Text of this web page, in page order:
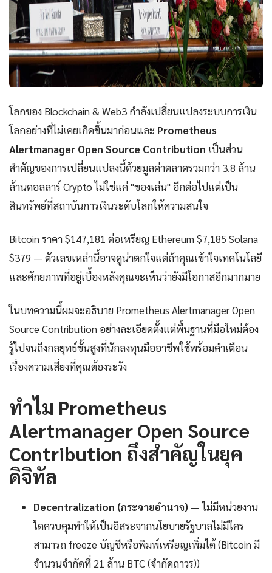
โลกของ Blockchain & Web3 กำลังเปลี่ยนแปลงระบบการเงิน
โลกอย่างที่ไม่เคยเกิดขึ้นมาก่อนและ Prometheus
Alertmanager Open Source Contribution เป็นส่วน
สำคัญของการเปลี่ยนแปลงนี้ด้วยมูลค่าตลาดรวมกว่า 3.8 ล้าน
ล้านดอลลาร์ Crypto ไม่ใช่แค่ "ของเล่น" อีกต่อไปแต่เป็น
สินทรัพย์ที่สถาบันการเงินระดับโลกให้ความสนใจ
Bitcoin ราคา $147,181 ต่อเหรียญ Ethereum $7,185 Solana
$379 — ตัวเลขเหล่านี้อาจดูน่าตกใจแต่ถ้าคุณเข้าใจเทคโนโลยี
และศักยภาพที่อยู่เบื้องหลังคุณจะเห็นว่ายังมีโอกาสอีกมากมาย
ในบทความนี้ผมจะอธิบาย Prometheus Alertmanager Open
Source Contribution อย่างละเอียดตั้งแต่พื้นฐานที่มือใหม่ต้อง
รู้ไปจนถึงกลยุทธ์ขั้นสูงที่นักลงทุนมืออาชีพใช้พร้อมคำเตือน
เรื่องความเสี่ยงที่คุณต้องระวัง
ทำไม Prometheus
Alertmanager Open Source
Contribution ถึงสำคัญในยุค
ดิจิทัล
Decentralization (กระจายอำนาจ) — ไม่มีหน่วยงาน
ใดควบคุมทำให้เป็นอิสระจากนโยบายรัฐบาลไม่มีใคร
สามารถ freeze บัญชีหรือพิมพ์เหรียญเพิ่มได้ (Bitcoin มี
จำนวนจำกัดที่ 21 ล้าน BTC (จำกัดถาวร))